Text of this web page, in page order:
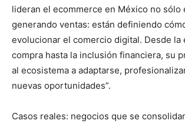
lideran el ecommerce en México no sólo
generando ventas: están definiendo
evolucionar el comercio digital. Desde la
compra hasta la inclusión financiera, su
al ecosistema a adaptarse,
nuevas oportunidades”.
Casos reales: negocios que se